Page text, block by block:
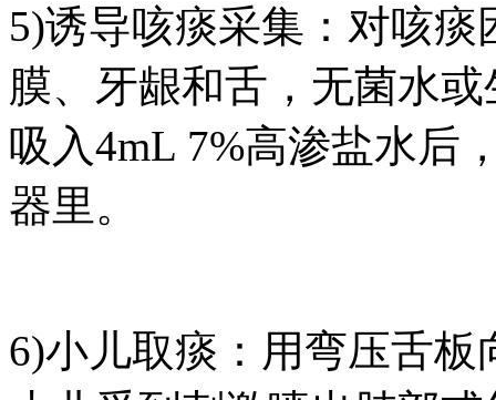
5)诱导咳痰采集：对咳
膜、牙龈和舌，无菌水
吸入4mL 7%高渗盐水后
器里。
6)小儿取痰：用弯压舌